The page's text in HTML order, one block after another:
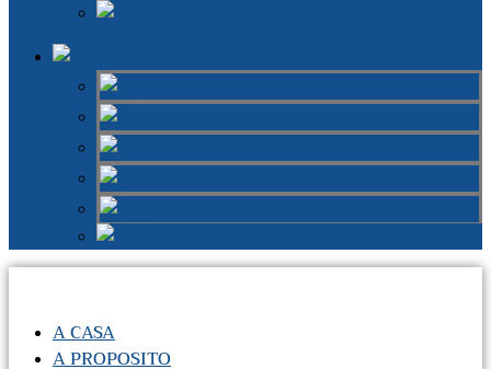
A CASA
A PROPOSITO